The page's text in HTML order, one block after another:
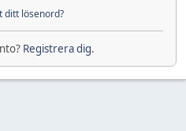
ditt lösenord?
Registrera dig.